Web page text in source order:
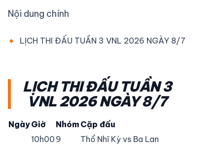
Nội dung chính
LỊCH THI ĐẤU TUẦN 3 VNL 2026 NGÀY 8/7
LỊCH THI ĐẤU TUẦN 3
VNL 2026 NGÀY 8/7
NgàyGiờ Nhóm Cặp đấu
10h00 9
Thổ Nhĩ Kỳ vs Ba Lan